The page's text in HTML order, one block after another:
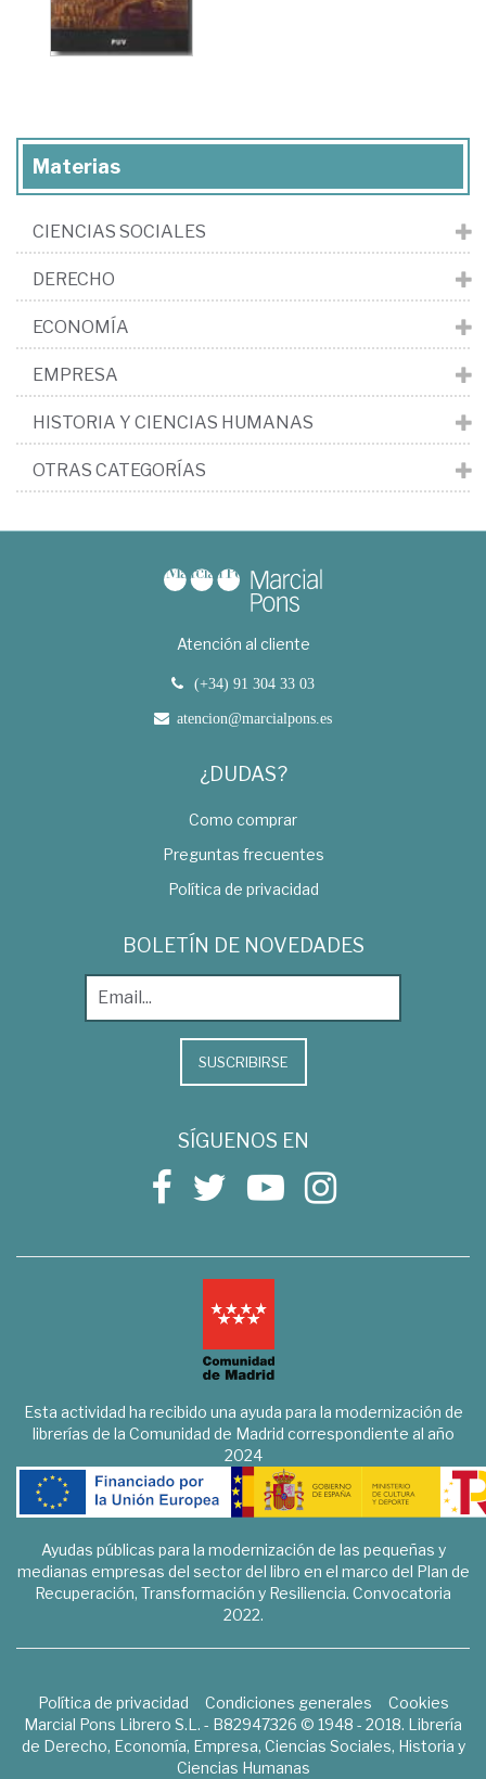
Materias
CIENCIAS SOCIALES
DERECHO
ECONOMÍA
EMPRESA
HISTORIA Y CIENCIAS HUMANAS
OTRAS CATEGORÍAS
Atención al cliente
(+34) 91 304 33 03
atencion@marcialpons.es
¿DUDAS?
Como comprar
Preguntas frecuentes
Política de privacidad
BOLETÍN DE NOVEDADES
SUSCRIBIRSE
SÍGUENOS EN
Esta actividad ha recibido una ayuda para la modernización de
librerías de la Comunidad de Madrid correspondiente al año
2024
Ayudas públicas para la modernización de las pequeñas y
medianas empresas del sector del libro en el marco del Plan de
Recuperación, Transformación y Resiliencia. Convocatoria
2022.
Política de privacidad Condiciones generales
Cookies
Marcial Pons Librero S.L. - B82947326 © 1948 - 2018. Librería
de Derecho, Economía, Empresa, Ciencias Sociales, Historia y
Ciencias Humanas